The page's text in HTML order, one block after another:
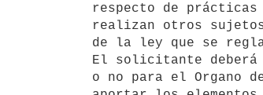
respecto de
realizan otros
de la ley que se
El solicitante deberá
o no para el Organo